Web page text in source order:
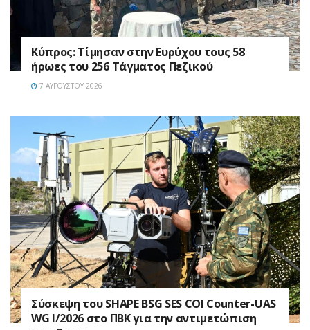
Κύπρος: Τίμησαν στην Ευρύχου τους 58
ήρωες του 256 Τάγματος Πεζικού
7 ΑΥΓΟΎΣΤΟΥ 2026
Σύσκεψη του SHAPE BSG SES COI Counter-UAS
WG I/2026 στο ΠΒΚ για την αντιμετώπιση